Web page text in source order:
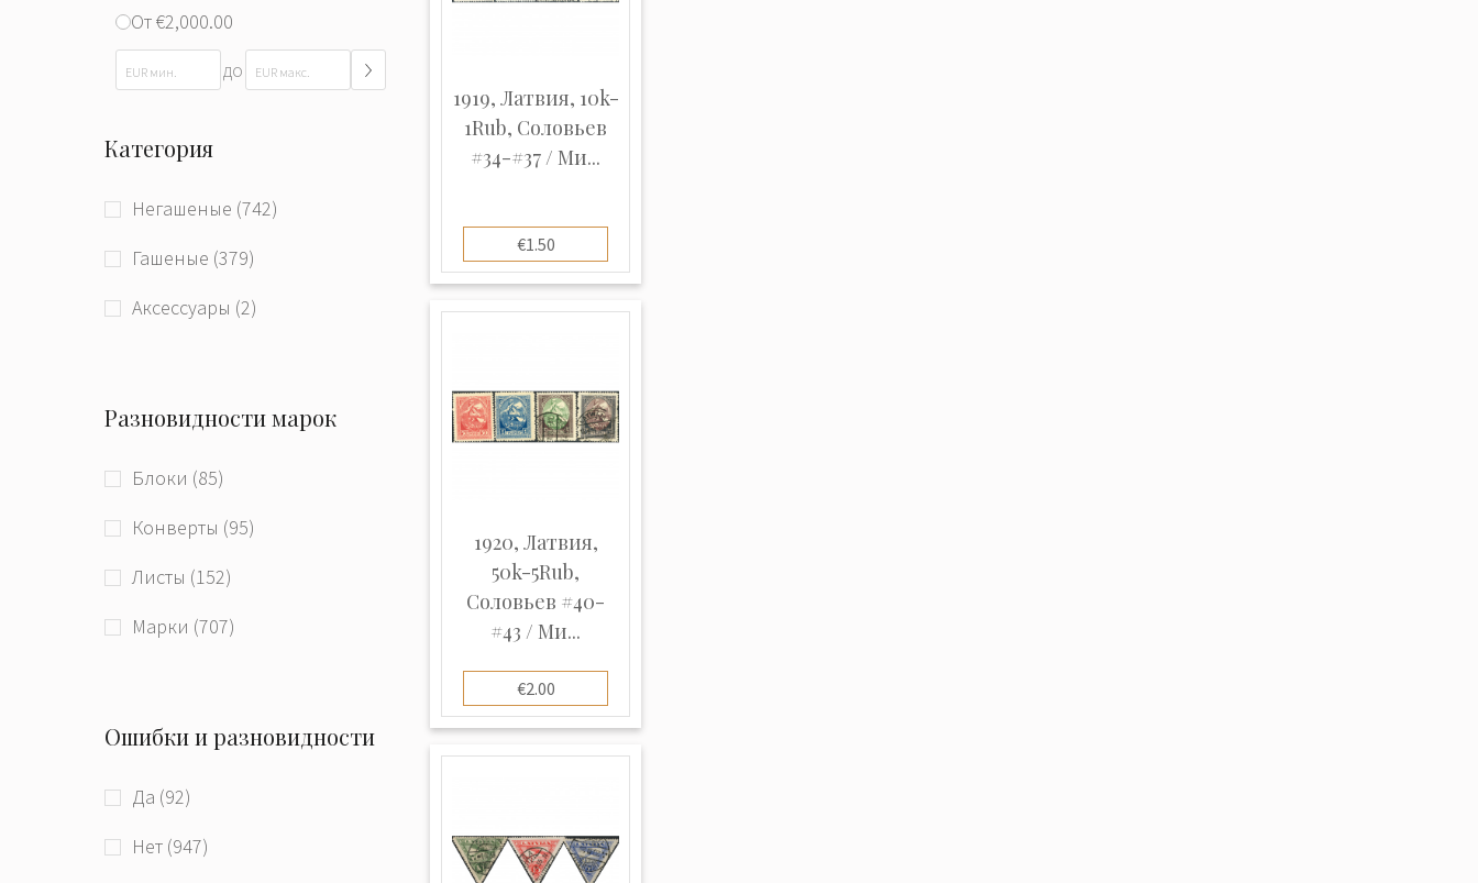
От €2,000.00
до
Категория
Негашеные (742)
Гашеные (379)
Аксессуары (2)
Разновидности марок
Блоки (85)
Конверты (95)
Листы (152)
Марки (707)
Ошибки и разновидности
Да (92)
Нет (947)
1919, Латвия, 10k-
1Rub, Соловьев
#34-#37 / Ми...
€1.50
1920, Латвия,
50k-5Rub,
Соловьев #40-
#43 / Ми...
€2.00